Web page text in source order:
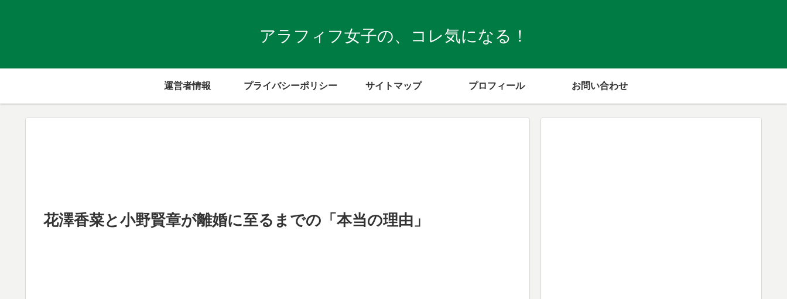
アラフィフ女子の、コレ気になる！
運営者情報 プライバシーポリシー サイトマップ プロフィール お問い合わせ
花澤香菜と小野賢章が離婚に至るまでの「本当の理由」